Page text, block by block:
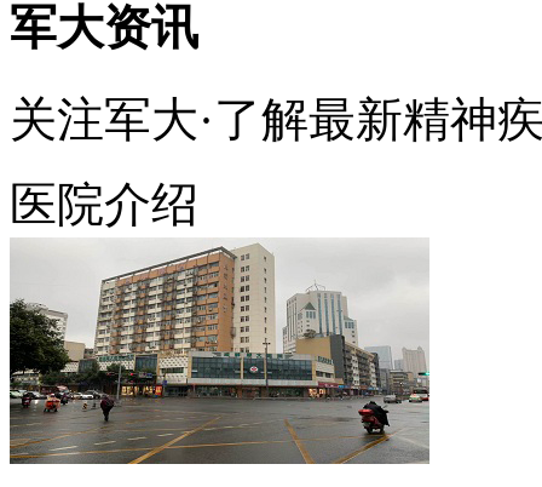
军大资讯
关注军大·了解最新精神
医院介绍